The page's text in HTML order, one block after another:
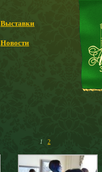
Выставки
Новости
1 2